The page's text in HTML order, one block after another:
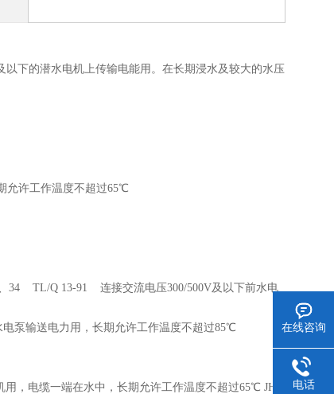
下的潜水电机上传输电能用。在长期浸水及较大的水压
.
允许工作温度不超过65℃
34 TL/Q 13-91 连接交流电压300/500V及以下前水电
输送电力用，长期允许工作温度不超过85℃
，电缆一端在水中，长期允许工作温度不超过65℃ JHS
在线咨询
电话